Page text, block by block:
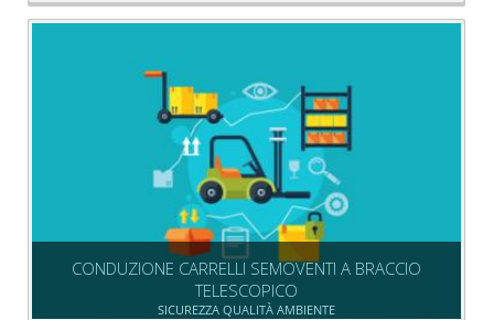
CONDUZIONE CARRELLI SEMOVENTI A BRACCIO
TELESCOPICO
SICUREZZA QUALITÀ AMBIENTE